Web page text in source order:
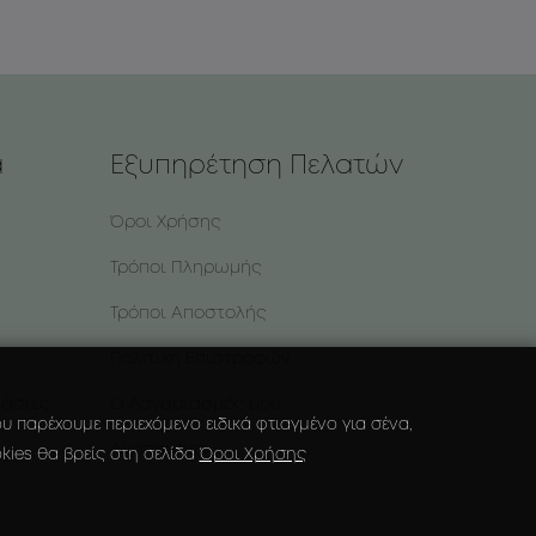
Εξυπηρέτηση Πελατών
Όροι Χρήσης
Τρόποι Πληρωμής
Τρόποι Αποστολής
Αγαπημένα
περιεχόμενο ειδικά φτιαγμένο για σένα,
θα βρείς στη σελίδα Όροι Χρήσης